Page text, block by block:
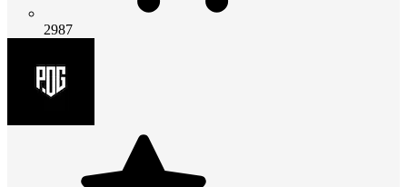
2987